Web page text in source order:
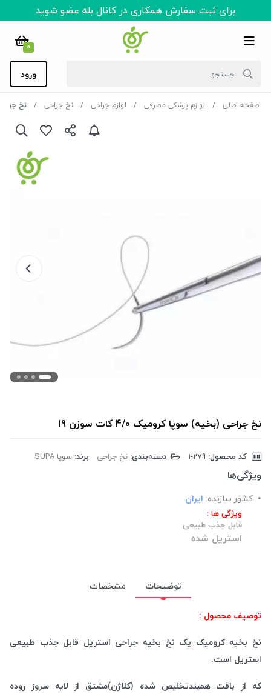
برای ثبت سفارش همکاری در کانال بله عضو شوید
0
ورود
صفحه اصلی لوازم پزشکی مصرفی لوازم جراحی نخ جراحی نخ جراحی
نخ جراحی (بخیه) سوپا کرومیک 4/0 کات سوزن 19
کد محصول: دسته‌بندی: نخ جراحی برند: سوپا SUPA
ویژگی‌ها
کشور سازنده: ایران
ویژگی ها :
قابل جذب طبیعی
استریل شده
توضیحات
مشخصات
توصیف محصول :
نخ بخیه کرومیک یک نخ بخیه جراحی استریل قابل جذب طبیعی
استریل است.
که از بافت همبندتخلیص شده (کلاژن)مشتق از لایه سروز روده